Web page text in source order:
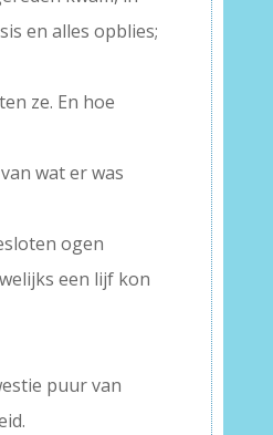
en alles opblies;
ze. En hoe
wat er was
ogen
een lijf kon
puur van